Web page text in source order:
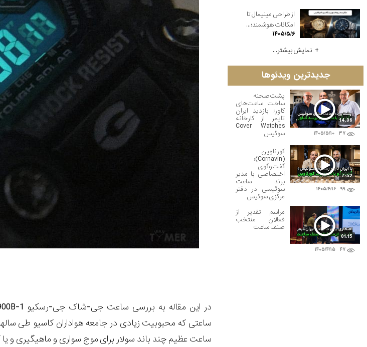
در این مقاله به بررسی ساعت جی-شاک جی-رسکیو 1
ساعتی که محبوبیت زیادی در جامعه هواداران کاسیو طی
ساعت عظیم چند باند سولار برای موج سواری و ماهیگیری و
از طراحی مینیمال تا
امکانات هوشمند؛...
۱۴۰۵/۵/۶
نمایش بیشتر...
جدیدترین ویدئوها
۳۷ ۱۴۰۵/۵/۱۰
14:06
پشت‌صحنه
ساخت ساعت‌های
کاور؛ بازدید ایران
تایمر از کارخانه
Cover Watches
سوئیس
۹۹ ۱۴۰۵/۴/۱۶
7:52
کورناوین
(Cornavin)؛
گفت‌وگوی
اختصاصی با مدیر
برند ساعت
سوئیسی در دفتر
مرکزی سوئیس
۴۷ ۱۴۰۵/۴/۱۵
01:15
مراسم تقدیر از
فعالان منتخب
صنف ساعت